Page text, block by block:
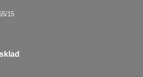
15